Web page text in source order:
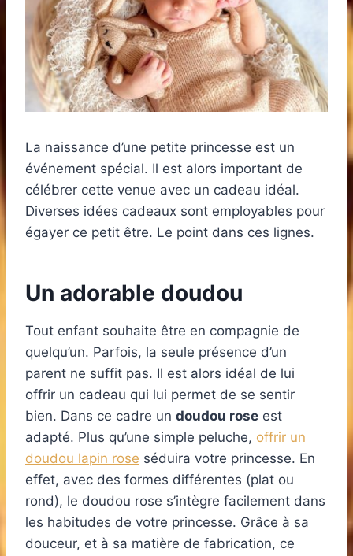
La naissance d’une petite princesse est un
événement spécial. Il est alors important de
célébrer cette venue avec un cadeau idéal.
Diverses idées cadeaux sont employables pour
égayer ce petit être. Le point dans ces lignes.
Un adorable doudou
Tout enfant souhaite être en compagnie de
quelqu’un. Parfois, la seule présence d’un
parent ne suffit pas. Il est alors idéal de lui
offrir un cadeau qui lui permet de se sentir
bien. Dans ce cadre un doudou rose est
adapté. Plus qu’une simple peluche, offrir un
doudou lapin rose séduira votre princesse. En
effet, avec des formes différentes (plat ou
rond), le doudou rose s’intègre facilement dans
les habitudes de votre princesse. Grâce à sa
douceur, et à sa matière de fabrication, ce